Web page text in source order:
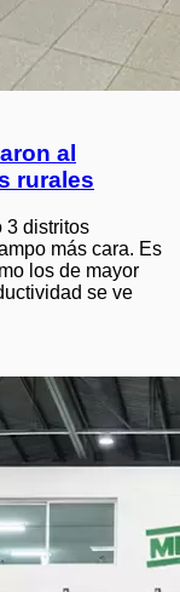
al
rurales
3 distritos
más cara. Es
los de mayor
se ve